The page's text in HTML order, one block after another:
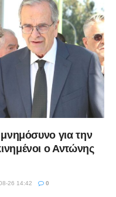
για την
ο Αντώνης
26 14:42 0